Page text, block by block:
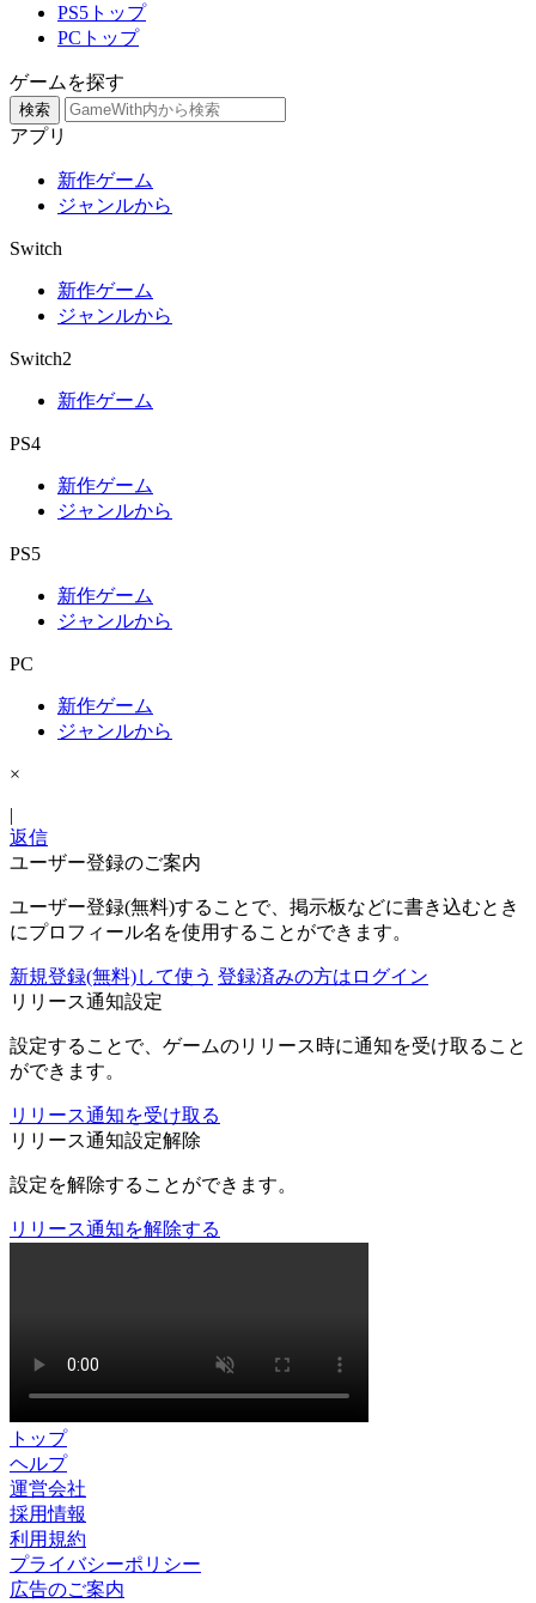
PS5トップ
PCトップ
ゲームを探す
検索
アプリ
新作ゲーム
ジャンルから
Switch
新作ゲーム
ジャンルから
Switch2
新作ゲーム
PS4
新作ゲーム
ジャンルから
PS5
新作ゲーム
ジャンルから
PC
新作ゲーム
ジャンルから
×
|
返信
ユーザー登録のご案内
ユーザー登録(無料)することで、掲示板などに書き込むとき
にプロフィール名を使用することができます。
新規登録(無料)して使う 登録済みの方はログイン
リリース通知設定
設定することで、ゲームのリリース時に通知を受け取ること
ができます。
リリース通知を受け取る
リリース通知設定解除
設定を解除することができます。
リリース通知を解除する
トップ
ヘルプ
運営会社
採用情報
利用規約
プライバシーポリシー
広告のご案内